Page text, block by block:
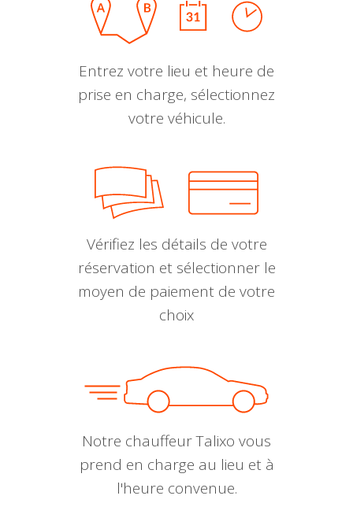
Entrez votre lieu et heure de
prise en charge, sélectionnez
votre véhicule.
Vérifiez les détails de votre
réservation et sélectionner le
moyen de paiement de votre
choix
Notre chauffeur Talixo vous
prend en charge au lieu et à
l'heure convenue.